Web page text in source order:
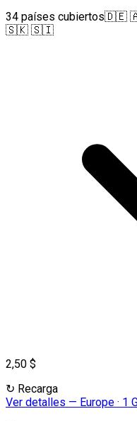
34 países cubiertos🇩🇪
🇸🇰 🇸🇮
2,50 $
↻ Recarga
Ver detalles — Europe · 1